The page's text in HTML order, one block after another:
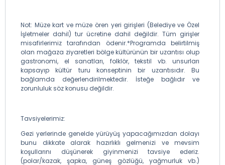
Not: Müze kart ve müze ören yeri girişleri (Belediye ve Özel
İşletmeler dahil) tur ücretine dahil değildir. Tüm girişler
misafirlerimiz tarafından ödenir.*Programda belirtilmiş
olan mağaza ziyaretleri bölge kültürünün bir uzantısı olup
gastronomi, el sanatları, folklör, tekstil vb. unsurları
kapsayıp kültür turu konseptinin bir uzantısıdır. Bu
bağlamda değerlendirilmektedir. İsteğe bağlıdır ve
zorunluluk söz konusu değildir.
Tavsiyelerimiz:
Gezi yerlerinde genelde yürüyüş yapacağımızdan dolayı
bunu dikkate alarak hazırlıklı gelmenizi ve mevsim
koşullarını düşünerek giyinmenizi tavsiye ederiz.
(polar/kazak, şapka, güneş gözlüğü, yağmurluk vb.)